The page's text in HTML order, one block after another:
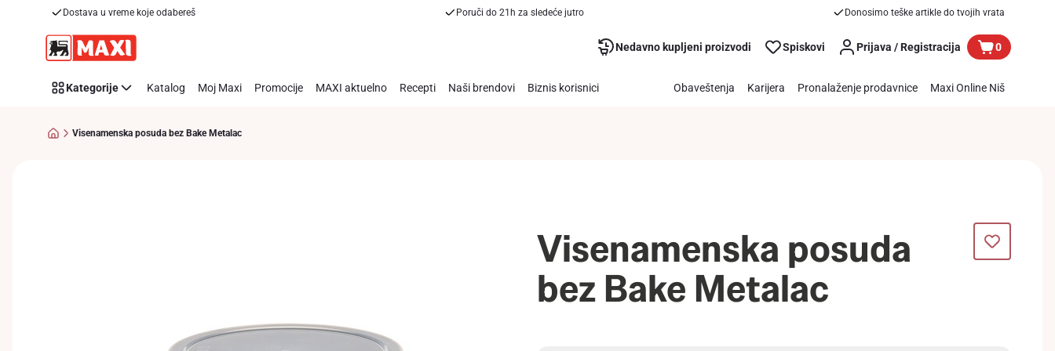
Dostava u vreme koje odabereš Poruči do 21h za sledeće jutro Donosimo teške artikle do tvojih vrata
Nedavno kupljeni proizvodi Spiskovi Prijava / Registracija 0
Kategorije Katalog Moj Maxi Promocije MAXI aktuelno Recepti Naši brendovi Biznis korisnici Obaveštenja Karijera Pronalaženje prodavnice Maxi Online Niš
Visenamenska posuda bez Bake Metalac
Visenamenska posuda
bez Bake Metalac